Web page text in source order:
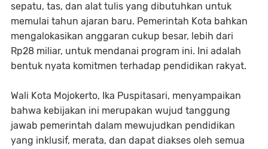
sepatu, tas, dan alat tulis yang dibutuhkan untuk
memulai tahun ajaran baru. Pemerintah Kota bahkan
mengalokasikan anggaran cukup besar, lebih dari
Rp28 miliar, untuk mendanai program ini. Ini adalah
bentuk nyata komitmen terhadap pendidikan rakyat.
Wali Kota Mojokerto, Ika Puspitasari, menyampaikan
bahwa kebijakan ini merupakan wujud tanggung
jawab pemerintah dalam mewujudkan pendidikan
yang inklusif, merata, dan dapat diakses oleh semua